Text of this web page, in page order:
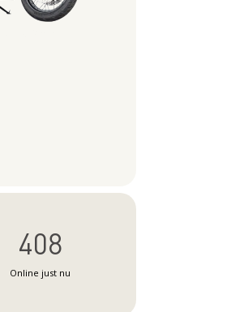
408
Online just nu